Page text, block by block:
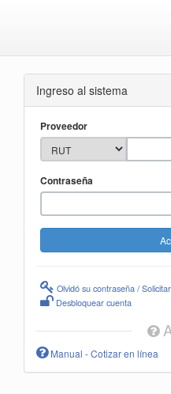
Ingreso al sistema
Proveedor
Contraseña
Olvidó su contraseña /
Desbloquear cuenta
Manual - Cotizar en línea